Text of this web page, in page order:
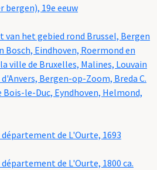
19e eeuw
van het gebied rond Brussel, Bergen
Bosch, Eindhoven, Roermond en
ville de Bruxelles, Malines, Louvain
Bergen-op-Zoom, Breda C.
Bois-le-Duc, Eyndhoven, Helmond,
de L'Ourte, 1693
de L'Ourte, 1800 ca.